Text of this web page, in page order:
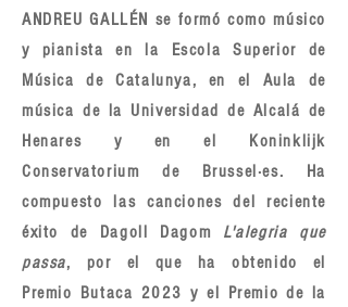
ANDREU GALLÉN se formó como músico
y pianista en la Escola Superior de
Música de Catalunya, en el Aula de
música de la Universidad de Alcalá de
Henares y en el Koninklijk
Conservatorium de Brussel·es. Ha
compuesto las canciones del reciente
éxito de Dagoll Dagom L'alegria que
passa, por el que ha obtenido el
Premio Butaca 2023 y el Premio de la